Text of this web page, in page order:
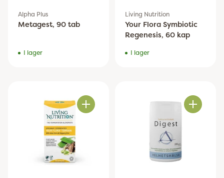
Alpha Plus
Metagest, 90 tab
I lager
Living Nutrition
Your Flora Symbiotic
Regenesis, 60 kap
I lager
Antal Antal